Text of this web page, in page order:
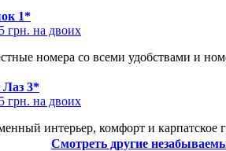
1*
грн. на двоих
номера со всеми удобствами и
Лаз 3*
грн. на двоих
интерьер, комфорт и карпатское
Смотреть другие